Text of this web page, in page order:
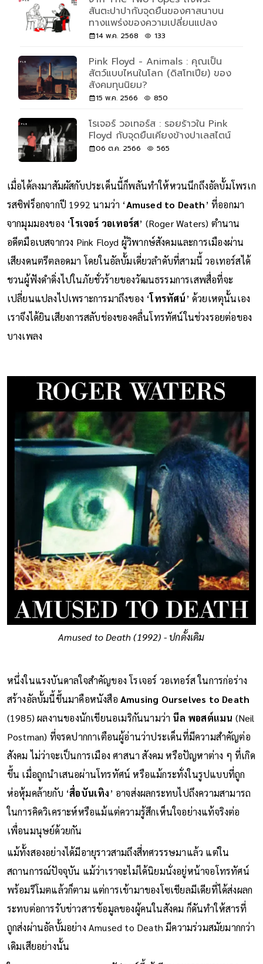
สันตะปาปากับจุดยืนของศาสนาบน
ทางแพร่งของความเปลี่ยนแปลง
14 พ.ค. 2568 133
Pink Floyd - Animals : คุณเป็น
สัตว์แบบไหนในโลก (ดิสโทเปีย) ของ
สังคมทุนนิยม?
15 พ.ค. 2566 850
โรเจอร์ วอเทอร์ส : รอยร้าวใน Pink
Floyd กับจุดยืนเคียงข้างปาเลสไตน์
06 ต.ค. 2566 565
เมื่อได้ลงมาสัมผัสกับประเด็นนี้ก็พลันทำให้หวนนึกถึงอัลบั้มโพรเก
รสซิฟร็อกจากปี 1992 นามว่า ‘Amused to Death’ ที่ออกมา
จากมุมมองของ ‘โรเจอร์ วอเทอร์ส’ (Roger Waters) ตำนาน
อดีตมือเบสจากวง Pink Floyd ผู้วิพากษ์สังคมและการเมืองผ่าน
เสียงดนตรีตลอดมา โดยในอัลบั้มเดี่ยวลำดับที่สามนี้ วอเทอร์สได้
ชวนผู้ฟังดำดิ่งไปในภัยชั่วร้ายของวัฒนธรรมการเสพสื่อที่จะ
เปลี่ยนแปลงไปเพราะการมาถึงของ ‘โทรทัศน์’ ด้วยเหตุนั้นเอง
เราจึงได้ยินเสียงการสลับช่องของคลื่นโทรทัศน์ในช่วงรอยต่อของ
บางเพลง
Amused to Death (1992) - ปกดั้งเดิม
หนึ่งในแรงบันดาลใจสำคัญของ โรเจอร์ วอเทอร์ส ในการก่อร่าง
สร้างอัลบั้มนี้ขึ้นมาคือหนังสือAmusing Ourselves to Death
(1985) ผลงานของนักเขียนอเมริกันนามว่า นีล พอสต์แมน (Neil
Postman) ที่จรดปากกาเตือนผู้อ่านว่าประเด็นที่มีความสำคัญต่อ
สังคม ไม่ว่าจะเป็นการเมือง ศาสนา สังคม หรือปัญหาต่าง ๆ ที่เกิด
ขึ้น เมื่อถูกนำเสนอผ่านโทรทัศน์ หรือแม้กระทั่งในรูปแบบที่ถูก
ห่อหุ้มคล้ายกับ ‘สื่อบันเทิง’ อาจส่งผลกระทบไปถึงความสามารถ
ในการคิดวิเคราะห์หรือแม้แต่ความรู้สึกเห็นใจอย่างแท้จริงต่อ
เพื่อนมนุษย์ด้วยกัน
แม้ทั้งสองอย่างได้มีอายุราวสามถึงสี่ทศวรรษมาแล้ว แต่ใน
สถานการณ์ปัจจุบัน แม้ว่าเราจะไม่ได้นิยมนั่งอยู่หน้าจอโทรทัศน์
พร้อมรีโมตแล้วก็ตาม แต่การเข้ามาของโซเชียลมีเดียที่ได้ส่งผลก
ระทบต่อการรับข่าวสารข้อมูลของผู้คนในสังคม ก็ดันทำให้สารที่
ถูกส่งผ่านอัลบั้มอย่าง Amused to Death มีความร่วมสมัยมากกว่า
เดิมเสียอย่างนั้น